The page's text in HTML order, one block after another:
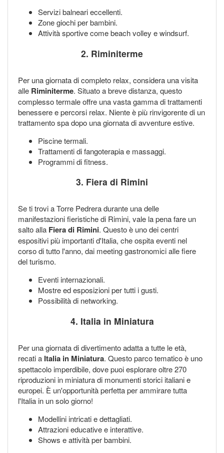
Servizi balneari eccellenti.
Zone giochi per bambini.
Attività sportive come beach volley e windsurf.
2. Riminiterme
Per una giornata di completo relax, considera una visita
alle Riminiterme. Situato a breve distanza, questo
complesso termale offre una vasta gamma di trattamenti
benessere e percorsi relax. Niente è più rinvigorente di un
trattamento spa dopo una giornata di avventure estive.
Piscine termali.
Trattamenti di fangoterapia e massaggi.
Programmi di fitness.
3. Fiera di Rimini
Se ti trovi a Torre Pedrera durante una delle
manifestazioni fieristiche di Rimini, vale la pena fare un
salto alla Fiera di Rimini. Questo è uno dei centri
espositivi più importanti d'Italia, che ospita eventi nel
corso di tutto l'anno, dai meeting gastronomici alle fiere
del turismo.
Eventi internazionali.
Mostre ed esposizioni per tutti i gusti.
Possibilità di networking.
4. Italia in Miniatura
Per una giornata di divertimento adatta a tutte le età,
recati a Italia in Miniatura. Questo parco tematico è uno
spettacolo imperdibile, dove puoi esplorare oltre 270
riproduzioni in miniatura di monumenti storici italiani e
europei. È un'opportunità perfetta per ammirare tutta
l'Italia in un solo giorno!
Modellini intricati e dettagliati.
Attrazioni educative e interattive.
Shows e attività per bambini.